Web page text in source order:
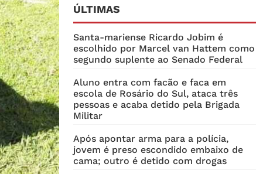
ÚLTIMAS
Santa-mariense Ricardo Jobim é
escolhido por Marcel van Hattem como
segundo suplente ao Senado Federal
Aluno entra com facão e faca em
escola de Rosário do Sul, ataca três
pessoas e acaba detido pela Brigada
Militar
Após apontar arma para a polícia,
jovem é preso escondido embaixo de
cama; outro é detido com drogas